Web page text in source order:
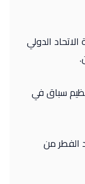
الدولي
سباق في
الفطر من